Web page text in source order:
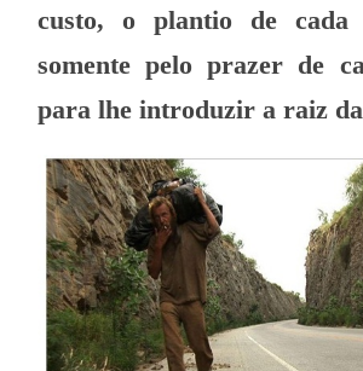
custo, o plantio de cada
somente pelo prazer de
para lhe introduzir a raiz